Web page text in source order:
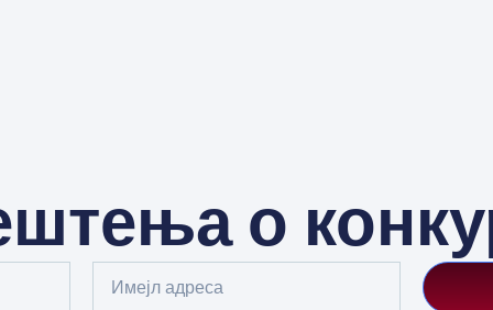
о
Email